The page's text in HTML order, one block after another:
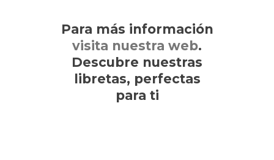
Para más información
visita nuestra web.
Descubre nuestras
libretas, perfectas
para ti